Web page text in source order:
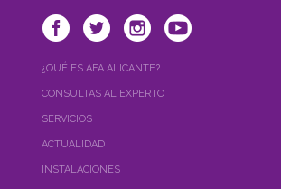
¿QUÉ ES AFA ALICANTE?
CONSULTAS AL EXPERTO
SERVICIOS
ACTUALIDAD
INSTALACIONES